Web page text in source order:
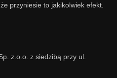
przyniesie to jakikolwiek efekt.
z.o.o. z siedzibą przy ul.